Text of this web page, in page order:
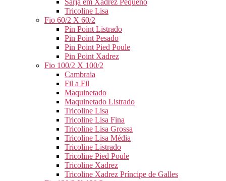
Sarja em Xadrez Pequeno
Tricoline Lisa
Fio 60/2 X 60/2
Pin Point Listrado
Pin Point Pesado
Pin Point Pied Poule
Pin Point Xadrez
Fio 100/2 X 100/2
Cambraia
Fil a Fil
Maquinetado
Maquinetado Listrado
Tricoline Lisa
Tricoline Lisa Fina
Tricoline Lisa Grossa
Tricoline Lisa Média
Tricoline Listrado
Tricoline Pied Poule
Tricoline Xadrez
Tricoline Xadrez Príncipe de Galles